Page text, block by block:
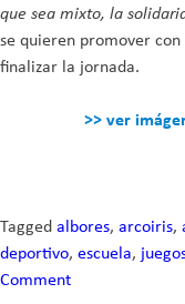
que sea mixto, la
se quieren promover
finalizar la jornada.
>> ver
Tagged albores, arcoiris,
deportivo, escuela,
Comment